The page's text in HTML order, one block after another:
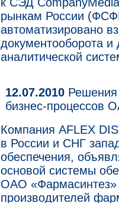
рынкам России
автоматизировано
документооборота
аналитической
12.07.2010 Решения
бизнес-процессов
Компания AFLEX
в России и СНГ
обеспечения,
основой системы
ОАО «Фармасинтез»
производителей